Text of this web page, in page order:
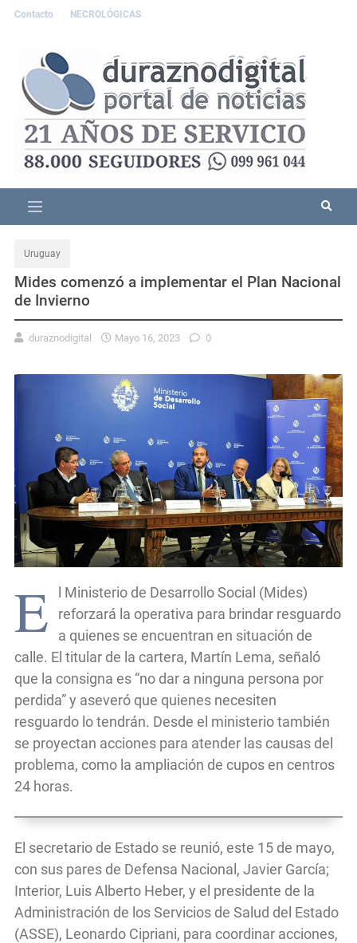
Contacto NECROLÓGICAS
Uruguay
Mides comenzó a implementar el Plan Nacional
de Invierno
duraznodigital Mayo 16, 2023 0
E
l Ministerio de Desarrollo Social (Mides)
reforzará la operativa para brindar resguardo
a quienes se encuentran en situación de
calle. El titular de la cartera, Martín Lema, señaló
que la consigna es “no dar a ninguna persona por
perdida” y aseveró que quienes necesiten
resguardo lo tendrán. Desde el ministerio también
se proyectan acciones para atender las causas del
problema, como la ampliación de cupos en centros
24 horas.
El secretario de Estado se reunió, este 15 de mayo,
con sus pares de Defensa Nacional, Javier García;
Interior, Luis Alberto Heber, y el presidente de la
Administración de los Servicios de Salud del Estado
(ASSE), Leonardo Cipriani, para coordinar acciones,